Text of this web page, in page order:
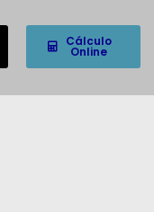
Cálculo
Online